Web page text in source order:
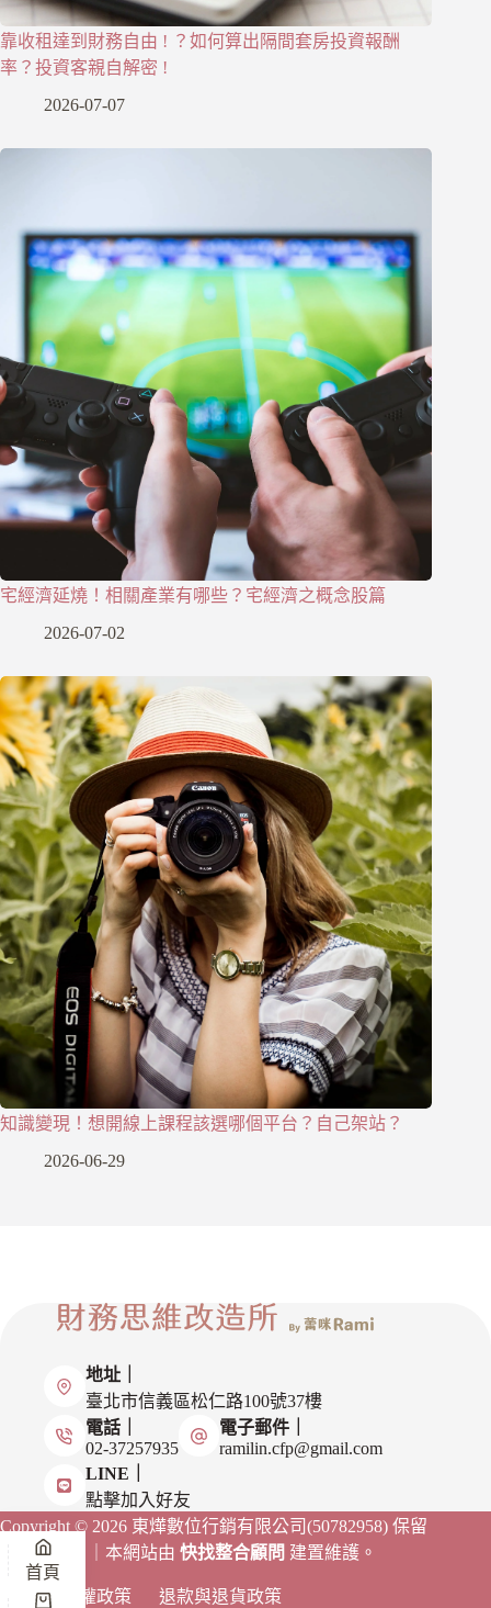
靠收租達到財務自由 ! ？如何算出隔間套房投資報酬
率？投資客親自解密 !
2026-07-07
宅經濟延燒！相關產業有哪些？宅經濟之概念股篇
2026-07-02
知識變現！想開線上課程該選哪個平台？自己架站？
2026-06-29
地址｜
臺北市信義區松仁路100號37樓
電話｜
02-37257935
電子郵件｜
ramilin.cfp@gmail.com
LINE｜
點擊加入好友
Copyright © 2026 東燁數位行銷有限公司(50782958) 保留
一切權利。｜本網站由 快找整合顧問 建置維護。
隱私權政策 退款與退貨政策
首頁